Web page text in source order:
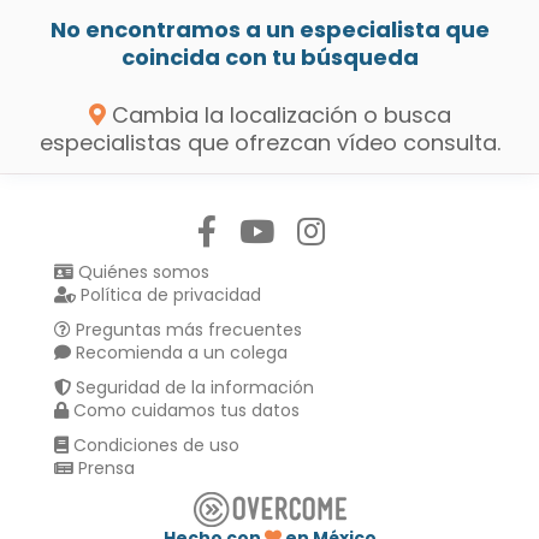
No encontramos a un especialista que
coincida con tu búsqueda
Cambia la localización o busca
especialistas que ofrezcan vídeo consulta.
Quiénes somos
Política de privacidad
Preguntas más frecuentes
Recomienda a un colega
Seguridad de la información
Como cuidamos tus datos
Condiciones de uso
Prensa